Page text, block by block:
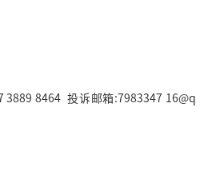
3889 8464 投诉邮箱:7983347 16@q